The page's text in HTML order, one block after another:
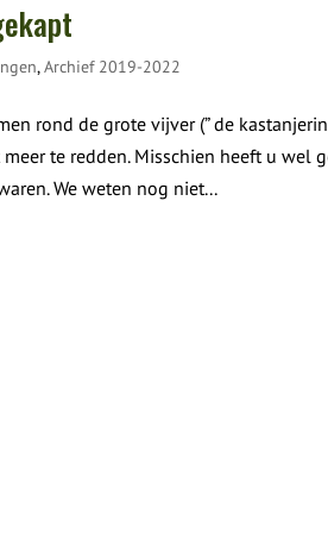
,Archief 2019-2022
rond de grote vijver (” de
te redden. Misschien heeft u wel
We weten nog niet...